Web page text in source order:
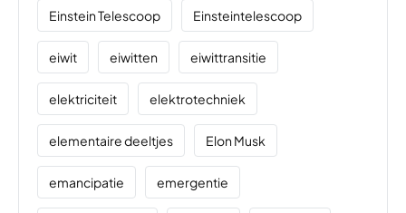
Einstein Telescoop Einsteintelescoop
eiwit eiwitten eiwittransitie
elektriciteit elektrotechniek
elementaire deeltjes Elon Musk
emancipatie emergentie